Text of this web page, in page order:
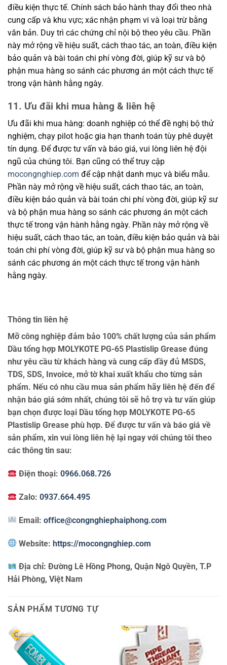
điều kiện thực tế. Chính sách bảo hành thay đổi theo nhà
cung cấp và khu vực; xác nhận phạm vi và loại trừ bằng
văn bản. Duy trì các chứng chỉ nội bộ theo yêu cầu. Phần
này mở rộng về hiệu suất, cách thao tác, an toàn, điều kiện
bảo quản và bài toán chi phí vòng đời, giúp kỹ sư và bộ
phận mua hàng so sánh các phương án một cách thực tế
trong vận hành hằng ngày.
11. Ưu đãi khi mua hàng & liên hệ
Ưu đãi khi mua hàng: doanh nghiệp có thể đề nghị bộ thử
nghiệm, chạy pilot hoặc gia hạn thanh toán tùy phê duyệt
tín dụng. Để được tư vấn và báo giá, vui lòng liên hệ đội
ngũ của chúng tôi. Bạn cũng có thể truy cập
mocongnghiep.com để cập nhật danh mục và biểu mẫu.
Phần này mở rộng về hiệu suất, cách thao tác, an toàn,
điều kiện bảo quản và bài toán chi phí vòng đời, giúp kỹ sư
và bộ phận mua hàng so sánh các phương án một cách
thực tế trong vận hành hằng ngày. Phần này mở rộng về
hiệu suất, cách thao tác, an toàn, điều kiện bảo quản và bài
toán chi phí vòng đời, giúp kỹ sư và bộ phận mua hàng so
sánh các phương án một cách thực tế trong vận hành
hằng ngày.
Thông tin liên hệ
Mỡ công nghiệp đảm bảo 100% chất lượng của sản phẩm
Dầu tổng hợp MOLYKOTE PG-65 Plastislip Grease đúng
như yêu cầu từ khách hàng và cung cấp đầy đủ MSDS,
TDS, SDS, Invoice, mở tờ khai xuất khẩu cho từng sản
phẩm. Nếu có nhu cầu mua sản phẩm hãy liên hệ đến để
nhận báo giá sớm nhất, chúng tôi sẽ hỗ trợ và tư vấn giúp
bạn chọn được loại Dầu tổng hợp MOLYKOTE PG-65
Plastislip Grease phù hợp. Để được tư vấn và báo giá về
sản phẩm, xin vui lòng liên hệ lại ngay với chúng tôi theo
các thông tin sau:
Điện thoại:0966.068.726
Zalo:0937.664.495
Email:office@congnghiephaiphong.com
Website:https://mocongnghiep.com
Địa chỉ:Đường Lê Hồng Phong, Quận Ngô Quyền, T.P
Hải Phòng, Việt Nam
SẢN PHẨM TƯƠNG TỰ